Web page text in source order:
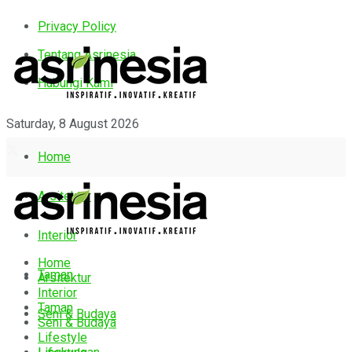
Privacy Policy
Tentang Asrinesia
Hubungi Kami
Saturday, 8 August 2026
Home
Arsitektur
Interior
Taman
Seni & Budaya
Home
Arsitektur
Interior
Taman
Seni & Budaya
Lifestyle